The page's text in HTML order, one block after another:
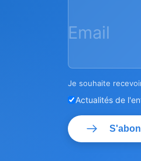
Email
Je souhaite
Actualités de